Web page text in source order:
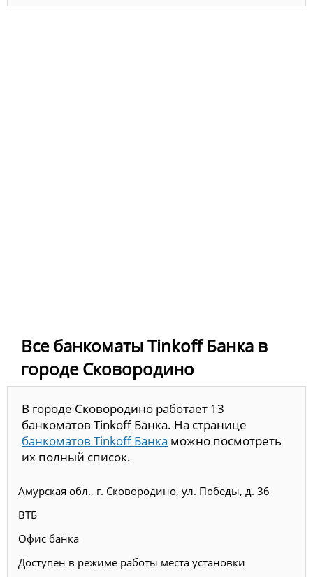
Все банкоматы Tinkoff Банка в
городе Сковородино
В городе Сковородино работает 13
банкоматов Tinkoff Банка. На странице
банкоматов Tinkoff Банка можно посмотреть
их полный список.
Амурская обл., г. Сковородино, ул. Победы, д. 36
ВТБ
Офис банка
Доступен в режиме работы места установки